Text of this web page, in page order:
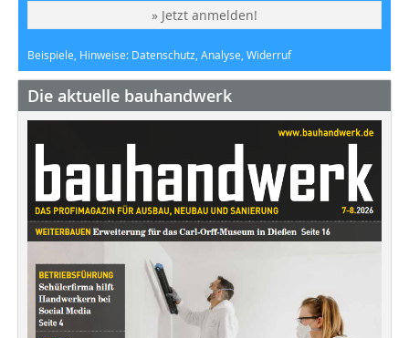
» Jetzt anmelden!
Beispiele, Hinweise: Datenschutz, Analyse, Widerruf
Die aktuelle bauhandwerk